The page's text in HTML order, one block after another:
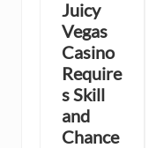
Juicy
Vegas
Casino
Require
s Skill
and
Chance